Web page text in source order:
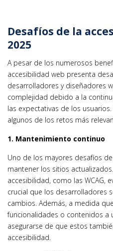
Desafíos de la
2025
A pesar de los numerosos
accesibilidad web presenta
desarrolladores y diseñadores
complejidad debido a la
las expectativas de los
algunos de los retos más
1. Mantenimiento continuo
Uno de los mayores desafíos
mantener los sitios
accesibilidad, como las WCAG,
crucial que los desarrolladores
cambios. Además, a medida
funcionalidades o contenidos a
asegurarse de que estos
accesibilidad.